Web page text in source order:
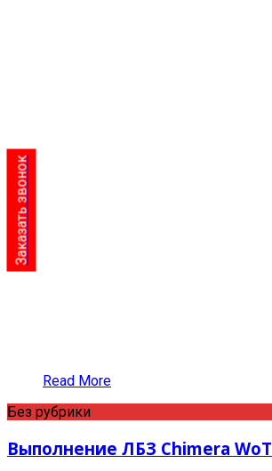
Read More
Без рубрики
Выполнение ЛБЗ Chimera WoT
Заказать звонок